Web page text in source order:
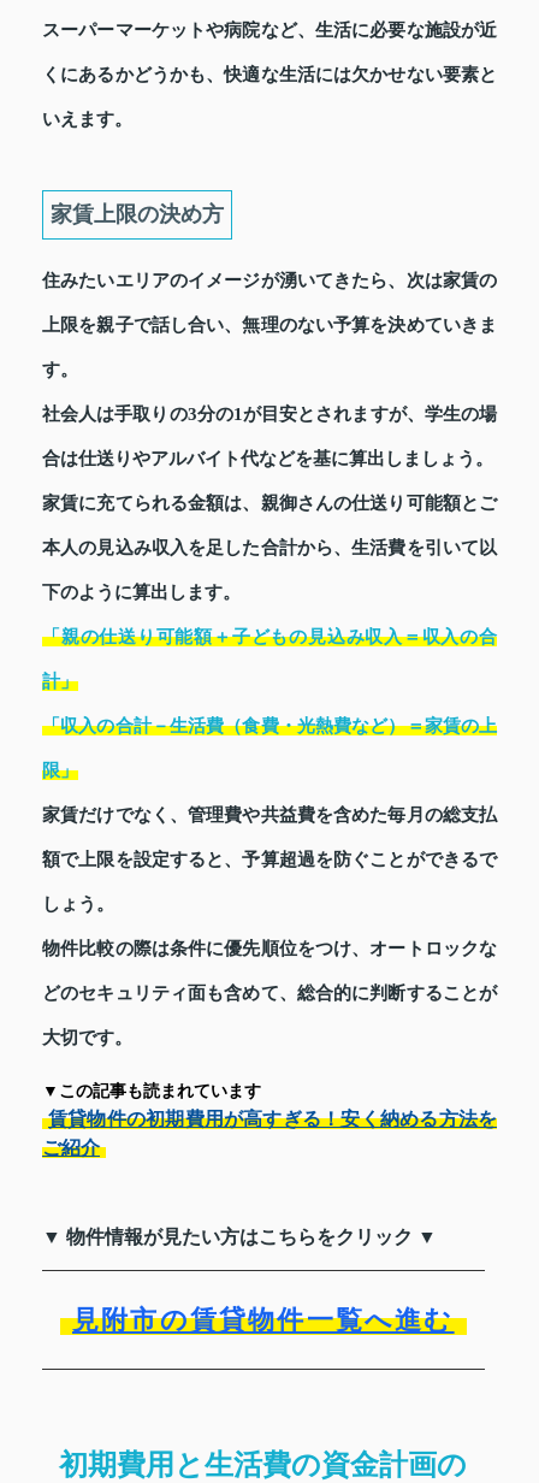
スーパーマーケットや病院など、生活に必要な施設が近
くにあるかどうかも、快適な生活には欠かせない要素と
いえます。
家賃上限の決め方
住みたいエリアのイメージが湧いてきたら、次は家賃の
上限を親子で話し合い、無理のない予算を決めていきま
す。
社会人は手取りの3分の1が目安とされますが、学生の場
合は仕送りやアルバイト代などを基に算出しましょう。
家賃に充てられる金額は、親御さんの仕送り可能額とご
本人の見込み収入を足した合計から、生活費を引いて以
下のように算出します。
「親の仕送り可能額＋子どもの見込み収入＝収入の合
計」
「収入の合計－生活費（食費・光熱費など）＝家賃の上
限」
家賃だけでなく、管理費や共益費を含めた毎月の総支払
額で上限を設定すると、予算超過を防ぐことができるで
しょう。
物件比較の際は条件に優先順位をつけ、オートロックな
どのセキュリティ面も含めて、総合的に判断することが
大切です。
▼この記事も読まれています
賃貸物件の初期費用が高すぎる！安く納める方法を
ご紹介
▼ 物件情報が見たい方はこちらをクリック ▼
見附市の賃貸物件一覧へ進む
初期費用と生活費の資金計画の